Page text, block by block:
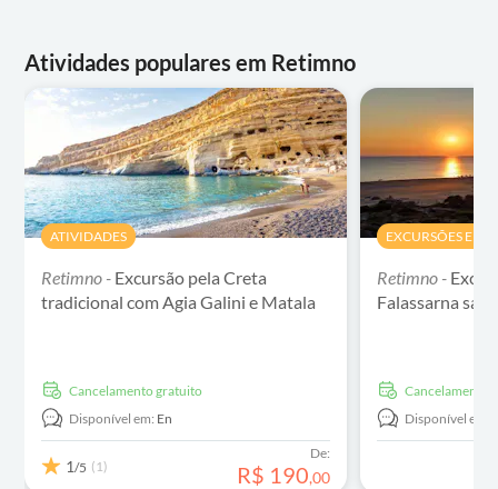
Atividades populares em Retimno
ATIVIDADES
Retimno - Excursão pela Creta
tradicional com Agia Galini e Matala
Cancelamento gratuito
Disponível em: En
1/5 (1)
De:
R$ 190,00
EXCURSÕES E
Retimno -
Falassarna
Cancelamento
Disponível em: